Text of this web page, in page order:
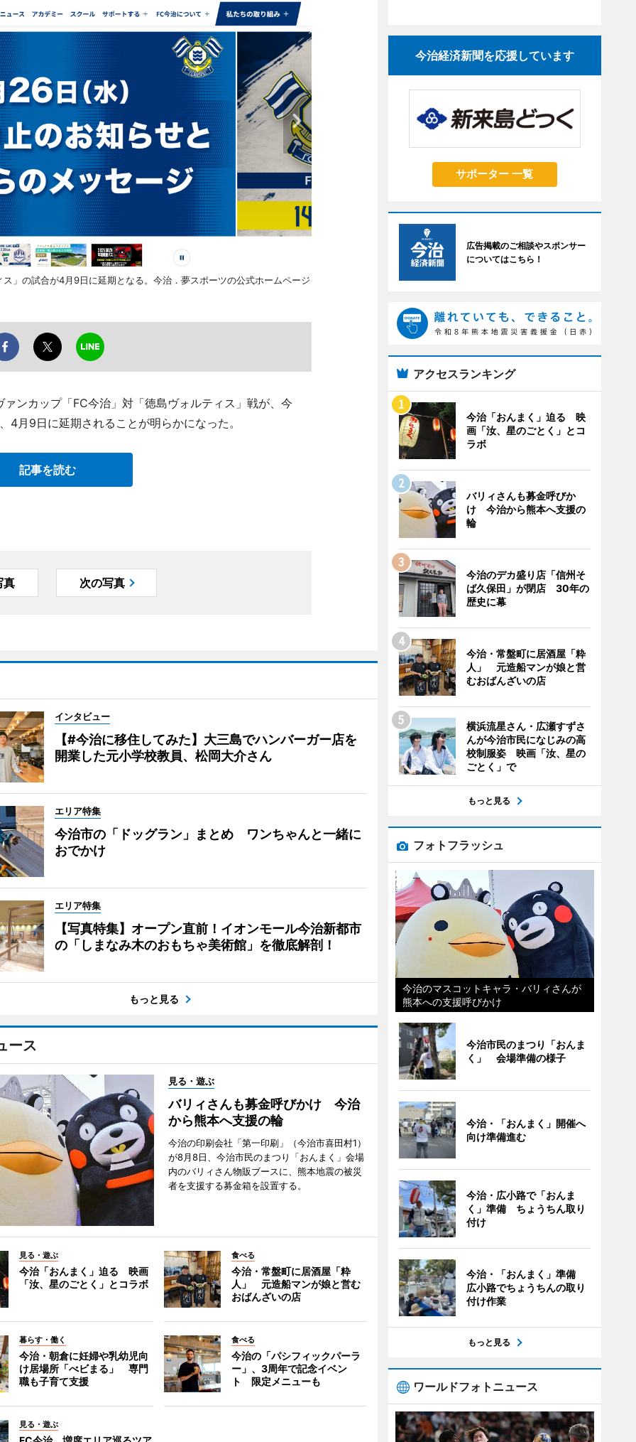
」の試合が4月9日に延期となる。今治．夢スポーツの公式ホームページ
ンカップ「FC今治」対「徳島ヴォルティス」戦が、今
月9日に延期されることが明らかになった。
記事を読む
真 次の写真
インタビュー
【#今治に移住してみた】大三島でハンバーガー店を
開業した元小学校教員、松岡大介さん
エリア特集
今治市の「ドッグラン」まとめ ワンちゃんと一緒に
おでかけ
エリア特集
【写真特集】オープン直前！イオンモール今治新都市
の「しまなみ木のおもちゃ美術館」を徹底解剖！
もっと見る
ース
見る・遊ぶ
バリィさんも募金呼びかけ 今治
から熊本へ支援の輪
今治の印刷会社「第一印刷」（今治市喜田村1）
が8月8日、今治市民のまつり「おんまく」会場
内のバリィさん物販ブースに、熊本地震の被災
者を支援する募金箱を設置する。
見る・遊ぶ
今治「おんまく」迫る 映画
「汝、星のごとく」とコラボ
食べる
今治・常盤町に居酒屋「粋
人」 元造船マンが娘と営む
おばんざいの店
暮らす・働く
今治・朝倉に妊婦や乳幼児向
け居場所「べビまる」 専門
職も子育て支援
食べる
今治の「パシフィックパーラ
ー」、3周年で記念イベン
ト 限定メニューも
見る・遊ぶ
今治経済新聞を応援しています
サポーター 一覧
広告掲載のご相談やスポンサー
についてはこちら！
アクセスランキング
今治「おんまく」迫る 映
画「汝、星のごとく」とコ
ラボ
バリィさんも募金呼びか
け 今治から熊本へ支援の
輪
今治のデカ盛り店「信州そ
ば久保田」が閉店 30年の
歴史に幕
今治・常盤町に居酒屋「粋
人」 元造船マンが娘と営
むおばんざいの店
横浜流星さん・広瀬すずさ
んが今治市民になじみの高
校制服姿 映画「汝、星の
ごとく」で
もっと見る
フォトフラッシュ
今治のマスコットキャラ・バリィさんが
熊本への支援呼びかけ
今治市民のまつり「おんま
く」 会場準備の様子
今治・「おんまく」開催へ
向け準備進む
今治・広小路で「おんま
く」準備 ちょうちん取り
付け
今治・「おんまく」準備
広小路でちょうちんの取り
付け作業
もっと見る
ワールドフォトニュース